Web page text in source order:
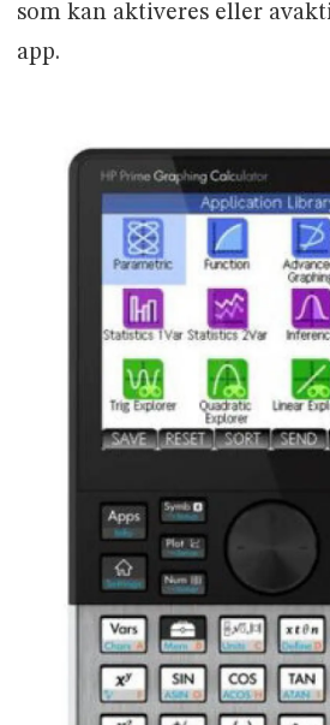
som kan aktiveres eller
app.